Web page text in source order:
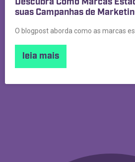
suas Campanhas de
leia mais